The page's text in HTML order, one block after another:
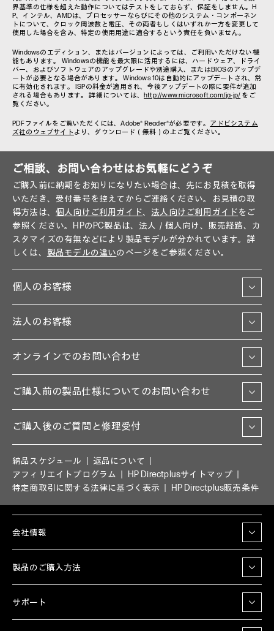
界基準の仕様を超えた動作についてはテストをしておらず、保証をしません。H
P、インテル、AMDは、プロセッサーならびにその他のシステム・コンポーネン
トについて、クロック周波数と電圧、その両者もしくはいずれか一方を変更して
使用した場合を含み、特定の使用用途に適合するという責任を負いません。
Windowsのエディション、またはバージョンによっては、ご利用いただけない機
能もあります。 Windowsの機能を最大限に活用するには、ハードウェア、ドライ
バー、およびソフトウェアのアップグレードや別途購入、またはBIOSのアップデ
ートが必要となる場合があります。 Windows 10は自動的にアップデートされ、常
に有効化されます。 ISPの料金が適用され、今後アップデートの際に要件が追加
される場合もあります。 詳細については、 http://www.microsoft.com/ja-jp/ をご
覧ください。
PDFファイルをご覧いただくには、Adobe® Reader®が必要です。 アドビシステム
ズ社のウェブサイト より、ダウンロード（無料）の上ご覧ください。
ご相談、お問い合わせはお気軽にどうぞ
ご購入前に納期をお知りになりたい場合は、先にお見積を取得
いただき、受付番号を控えてからご連絡ください。お見積の取
得方法は、 個人向けご利用ガイド、 法人向けご利用ガイドをご
参照ください。HPのPC製品は、法人／個人向け、販売経路、カ
スタマイズの有無などにより製品モデルが分かれています。詳
しくは、 製品モデルの違いのページをご参照ください。
個人のお客様
法人のお客様
オンラインでのお問い合わせ
ご購入前の製品仕様についてのお問い合わせ
ご購入後のご質問と修理受付
納品スケジュール
返品について
アフィリエイトプログラム
HP Directplusサイトマップ
特定商取引に関する法律に基づく表示
HP Directplus販売条件
会社情報
製品のご購入方法
サポート